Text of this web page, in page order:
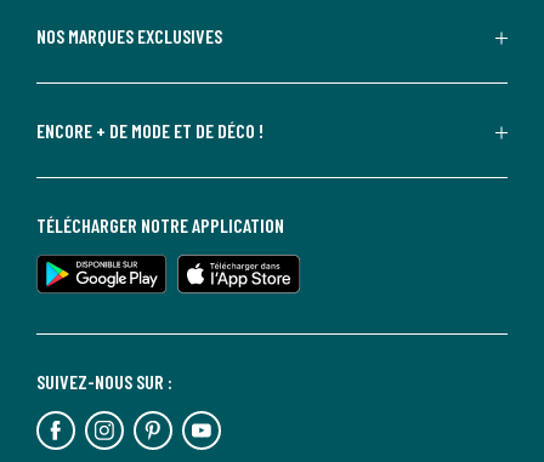
NOS MARQUES EXCLUSIVES
ENCORE + DE MODE ET DE DÉCO !
SUIVEZ-NOUS SUR :
TÉLÉCHARGER NOTRE APPLICATION